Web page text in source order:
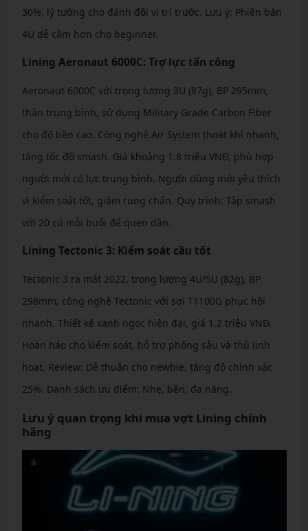
30%, lý tưởng cho đánh đôi vị trí trước. Lưu ý: Phiên bản
4U dễ cầm hơn cho beginner.
Lining Aeronaut 6000C: Trợ lực tấn công
Aeronaut 6000C với trọng lượng 3U (87g), BP 295mm,
thân trung bình, sử dụng Military Grade Carbon Fiber
cho độ bền cao. Công nghệ Air System thoát khí nhanh,
tăng tốc độ smash. Giá khoảng 1.8 triệu VNĐ, phù hợp
người mới có lực trung bình. Người dùng mới yêu thích
vì kiểm soát tốt, giảm rung chấn. Quy trình: Tập smash
với 20 cú mỗi buổi để quen dần.
Lining Tectonic 3: Kiểm soát cầu tốt
Tectonic 3 ra mắt 2022, trọng lượng 4U/5U (82g), BP
298mm, công nghệ Tectonic với sợi T1100G phục hồi
nhanh. Thiết kế xanh ngọc hiện đại, giá 1.2 triệu VNĐ.
Hoàn hảo cho kiểm soát, hỗ trợ phông sâu và thủ linh
hoạt. Review: Dễ thuần cho newbie, tăng độ chính xác
25%. Danh sách ưu điểm: Nhẹ, bền, đa năng.
Lưu ý quan trọng khi mua vợt Lining chính
hãng